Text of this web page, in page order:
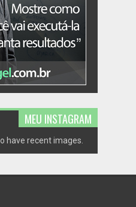
MEU INSTAGRAM
have recent images.